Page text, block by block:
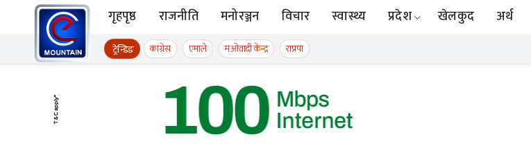
Skip to content
ईमाउण्टेन समाचार
गृहपृष्ठ राजनीति मनोरञ्जन विचार स्वास्थ्य प्रदेश खेलकुद अर्थ
ट्रेन्डिङ कांग्रेस एमाले मओवादी केन्द्र राप्रपा